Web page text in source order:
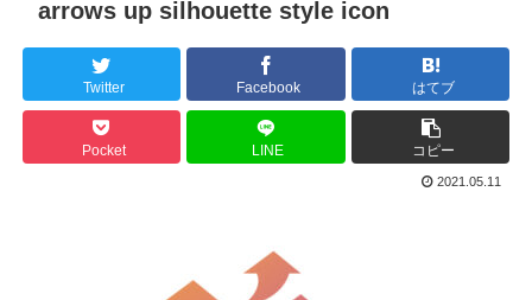
arrows up silhouette style icon
Twitter Facebook はてブ
Pocket LINE コピー
2021.05.11